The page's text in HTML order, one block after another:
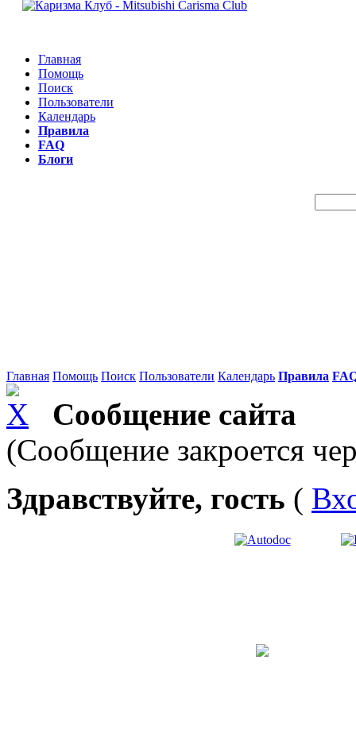
Главная
Помощь
Поиск
Пользователи
Календарь
Правила
FAQ
Блоги
Главная Помощь Поиск Пользователи Календарь Правила
Сообщение сайта
(Сообщение закроется
Здравствуйте, гость (